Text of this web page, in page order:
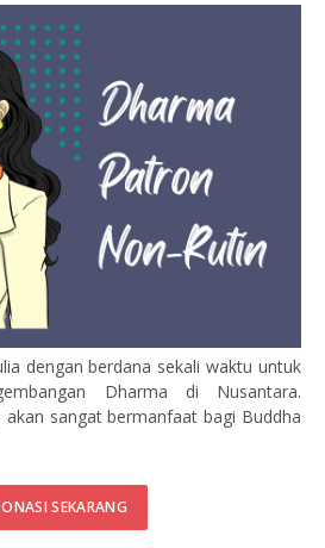
dengan berdana sekali waktu untuk
Dharma di Nusantara.
sangat bermanfaat bagi Buddha
SEKARANG